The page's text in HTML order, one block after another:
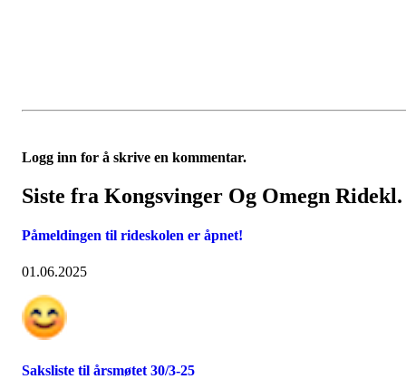
Logg inn for å skrive en kommentar.
Siste fra Kongsvinger Og Omegn Ridekl.
Påmeldingen til rideskolen er åpnet!
01.06.2025
Saksliste til årsmøtet 30/3-25